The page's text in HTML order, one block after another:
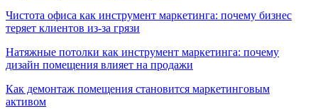
Чистота офиса как инструмент маркетинга: почему бизнес
теряет клиентов из-за грязи
Натяжные потолки как инструмент маркетинга: почему
дизайн помещения влияет на продажи
Как демонтаж помещения становится маркетинговым
активом